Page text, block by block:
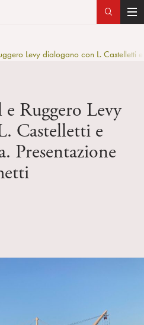
T
g
Levy dialogano con L. Castelletti
Ruggero Levy
Castelletti e
Presentazione